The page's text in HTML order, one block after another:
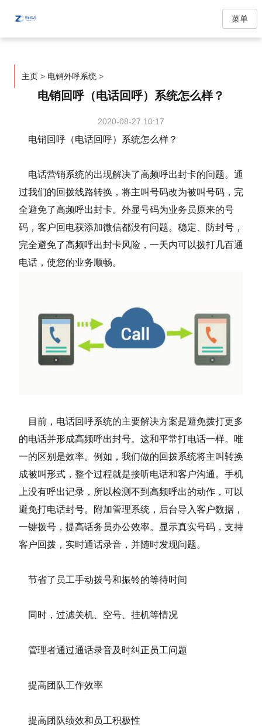
菜单
主页 > 电销外呼系统 >
电销回呼（电话回呼）系统怎么样？
2020-08-27 10:17
电销回呼（电话回呼）系统怎么样？
电话营销系统的出现解决了高频呼出封卡的问题。通
过我们的回拨线路转换，将主叫号码改为被叫号码，完
全避免了高频呼出封卡。外显号码为业务员原来的号
码，客户回电获添加微信都没有问题。稳定、防封号，
完全避免了高频呼出封卡风险，一天内可以拨打几百通
电话，使您的业务顺畅。
目前，电话回呼系统的主要解决方案是避免拨打更多
的电话并形成高频呼出封号。这和平常打电话一样。唯
一的区别是效率。例如，我们做的回拨系统将主叫转换
成被叫形式，整个过程就是接听电话和客户沟通。手机
上没有呼出记录，所以检测不到高频呼出的动作，可以
避免打电话封号。附加管理系统，后台导入客户数据，
一键拨号，提高话务员办公效率。显示真实号码，支持
客户回拨，实时通话录音，并随时发现问题。
节省了员工手动拨号和振铃的等待时间
同时，过滤关机、空号、挂机等情况
管理者通过通话录音及时纠正员工问题
提高团队工作效率
提高团队绩效和员工积极性